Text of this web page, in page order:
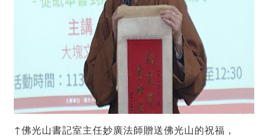
↑佛光山書記室主任妙廣法師贈送佛光山的祝福，